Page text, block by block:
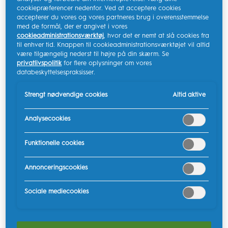
Farver
Hvid
Oral-B Vitality genopladelig eltandbørste
giver en klinisk dokumenteret bedre
rengøring sammenlignet med en
almindelig tandbørste.
cookiepræferencer nedenfor. Ved at acceptere cookies
accepterer du vores og vores partneres brug i overensstemmelse
med de formål, der er angivet i vores
cookieadministrationsværktøj , hvor det er nemt at slå cookies fra
til enhver tid. Knappen til cookieadministrationsværktøjet vil altid
være tilgængelig nederst til højre på din skærm. Se
privatlivspolitik for flere oplysninger om vores
databeskyttelsespraksisser.
Strengt nødvendige cookies Altid aktive
Analysecookies
Funktionelle cookies
Annonceringscookies
Sociale mediecookies